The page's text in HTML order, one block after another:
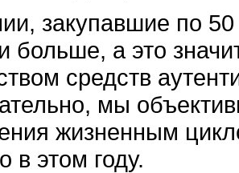
закупавшие по
больше, а это
средств
мы
жизненным
в этом году.